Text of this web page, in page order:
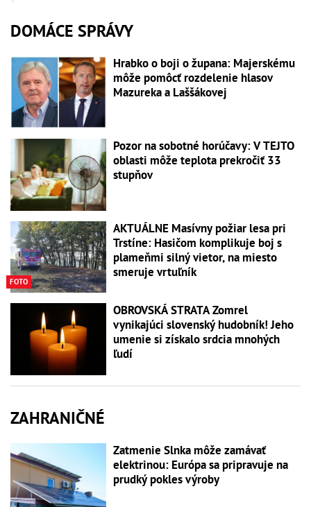
DOMÁCE SPRÁVY
Hrabko o boji o župana: Majerskému
môže pomôcť rozdelenie hlasov
Mazureka a Laššákovej
Pozor na sobotné horúčavy: V TEJTO
oblasti môže teplota prekročiť 33
stupňov
FOTO
AKTUÁLNE Masívny požiar lesa pri
Trstíne: Hasičom komplikuje boj s
plameňmi silný vietor, na miesto
smeruje vrtuľník
OBROVSKÁ STRATA Zomrel
vynikajúci slovenský hudobník! Jeho
umenie si získalo srdcia mnohých
ľudí
ZAHRANIČNÉ
Zatmenie Slnka môže zamávať
elektrinou: Európa sa pripravuje na
prudký pokles výroby